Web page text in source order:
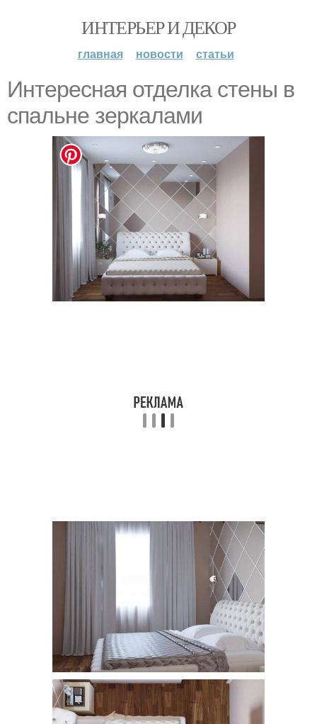
ИНТЕРЬЕР И ДЕКОР
главная новости статьи
Интересная отделка стены в
спальне зеркалами